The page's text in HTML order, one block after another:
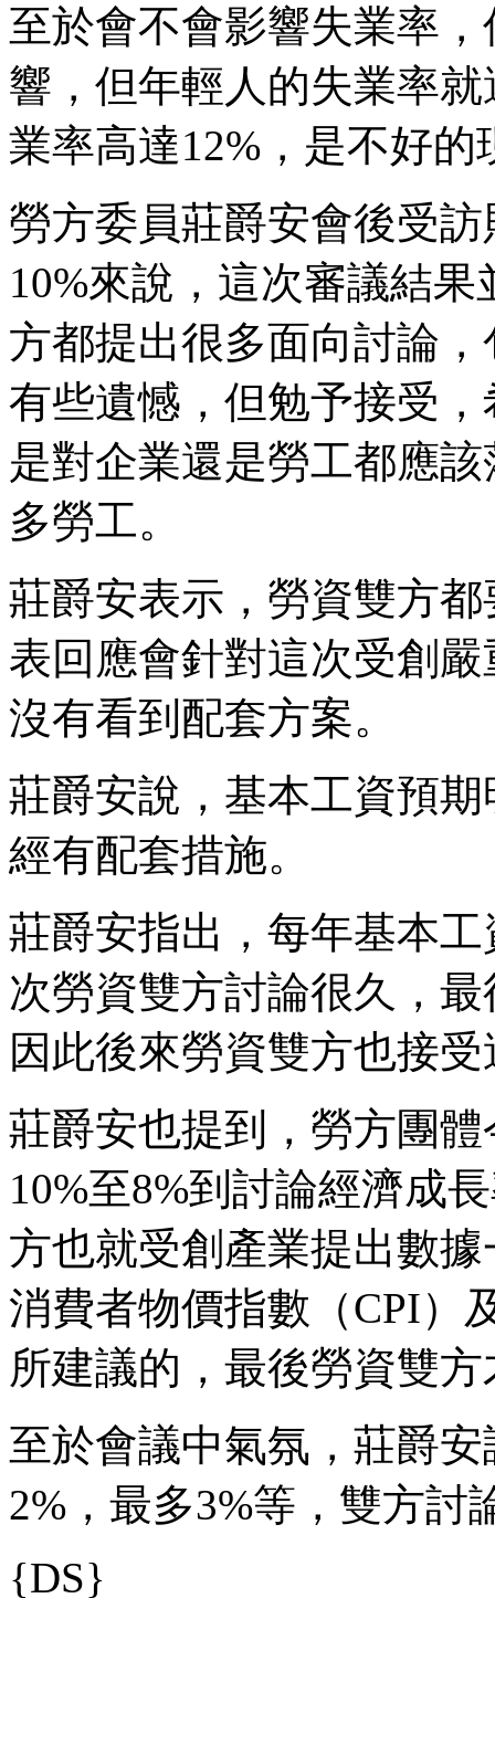
至於會不會影響失業率
響，但年輕人的失業率
業率高達12%，是不好的
勞方委員莊爵安會後受
10%來說，這次審議結
方都提出很多面向討論
有些遺憾，但勉予接受
是對企業還是勞工都應
多勞工。
莊爵安表示，勞資雙方
表回應會針對這次受創
沒有看到配套方案。
莊爵安說，基本工資預
經有配套措施。
莊爵安指出，每年基本
次勞資雙方討論很久，
因此後來勞資雙方也接
莊爵安也提到，勞方團
10%至8%到討論經濟成
方也就受創產業提出數
消費者物價指數（CPI）
所建議的，最後勞資雙
至於會議中氣氛，莊爵
2%，最多3%等，雙方討
{DS}